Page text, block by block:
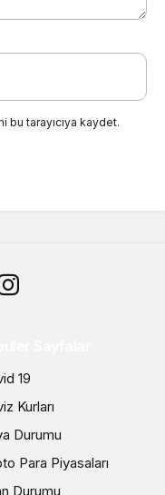
bu tarayıcıya kaydet.
19
Kurları
Durumu
Para Piyasaları
Durumu